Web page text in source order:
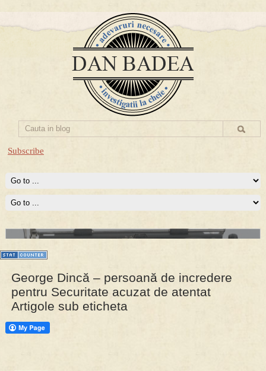
Subscribe
PRESA
Permise pentru vânătoarea de porci în costume, cu gulere albe
Prima mea carte publicata (Nemira)
Averea Presedintelui: prima lucrare despre controversatele
conturi secrete ale Securitatii.
George Dincă – persoană de incredere
pentru Securitate acuzat de atentat
Artigole sub eticheta